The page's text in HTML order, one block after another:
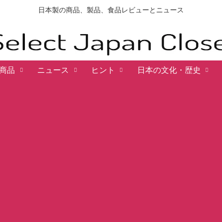
日本製の商品、製品、食品レビューとニュース
品 ニュース ヒント 日本の文化・歴史